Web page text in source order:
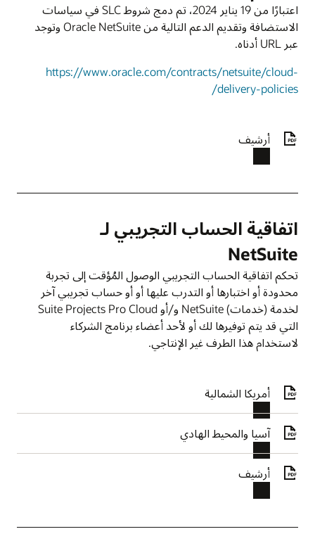
اعتبارًا من 19 يناير 2024، تم دمج شروط SLC في سياسات
الاستضافة وتقديم الدعم التالية من Oracle NetSuite وتوجد
عبر URL أدناه.
https://www.oracle.com/contracts/netsuite/cloud-
delivery-policies/
أرشيف
اتفاقية الحساب التجريبي لـ
NetSuite
تحكم اتفاقية الحساب التجريبي الوصول المُؤقت إلى تجربة
محدودة أو اختبارها أو التدرب عليها أو أو حساب تجريبي آخر
لخدمة (خدمات) NetSuite و/أو Suite Projects Pro Cloud
التي قد يتم توفيرها لك أو لأحد أعضاء برنامج الشركاء
لاستخدام هذا الطرف غير الإنتاجي.
أمريكا الشمالية
آسيا والمحيط الهادي
أرشيف